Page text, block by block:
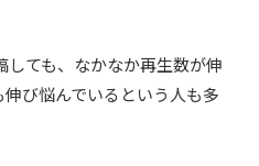
ても、なかなか再生数が伸
び悩んでいるという人も多